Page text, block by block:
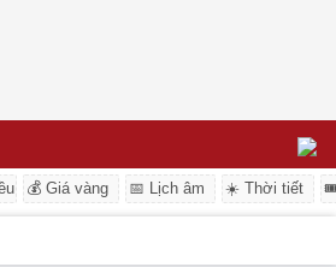
💰 Giá vàng 📅 Lịch âm ☀️ Thời tiết